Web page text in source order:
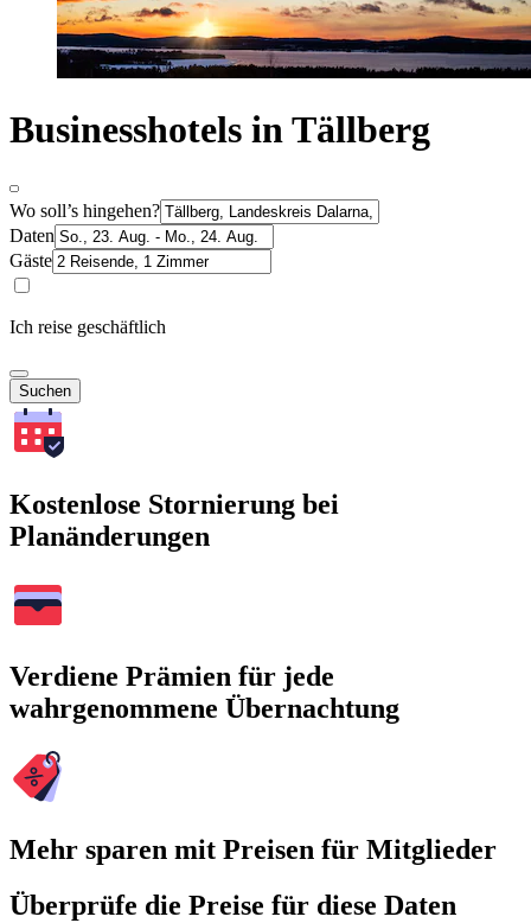
Businesshotels in Tällberg
Wo soll’s hingehen?
Daten
Gäste
Ich reise geschäftlich
Suchen
Kostenlose Stornierung bei
Planänderungen
Verdiene Prämien für jede
wahrgenommene Übernachtung
Mehr sparen mit Preisen für Mitglieder
Überprüfe die Preise für diese Daten